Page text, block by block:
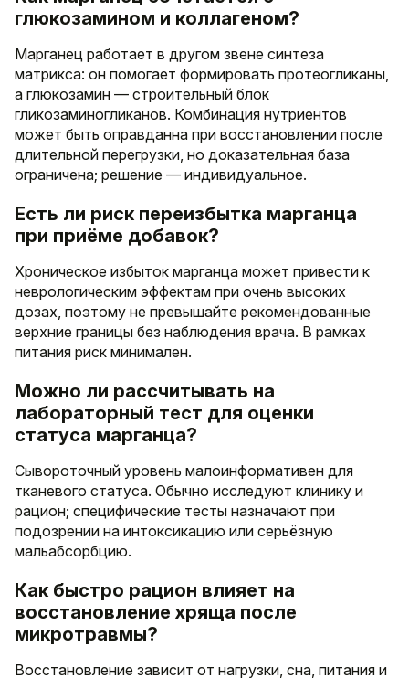
глюкозамином и коллагеном?
Марганец работает в другом звене синтеза
матрикса: он помогает формировать протеогликаны,
а глюкозамин — строительный блок
гликозаминогликанов. Комбинация нутриентов
может быть оправданна при восстановлении после
длительной перегрузки, но доказательная база
ограничена; решение — индивидуальное.
Есть ли риск переизбытка марганца
при приёме добавок?
Хроническое избыток марганца может привести к
неврологическим эффектам при очень высоких
дозах, поэтому не превышайте рекомендованные
верхние границы без наблюдения врача. В рамках
питания риск минимален.
Можно ли рассчитывать на
лабораторный тест для оценки
статуса марганца?
Сывороточный уровень малоинформативен для
тканевого статуса. Обычно исследуют клинику и
рацион; специфические тесты назначают при
подозрении на интоксикацию или серьёзную
мальабсорбцию.
Как быстро рацион влияет на
восстановление хряща после
микротравмы?
Восстановление зависит от нагрузки, сна, питания и